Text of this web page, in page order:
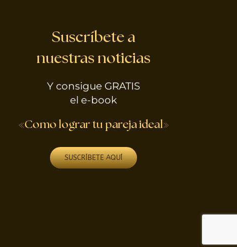
Suscríbete a
nuestras noticias
Y consigue GRATIS
el e-book
«Como lograr tu pareja ideal»
SUSCRÍBETE AQUÍ